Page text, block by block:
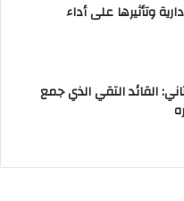
وتأثيرها على أداء
القائد التقي الذي جمع